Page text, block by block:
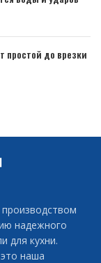
простой до врезки
надежного
для кухни.
наша